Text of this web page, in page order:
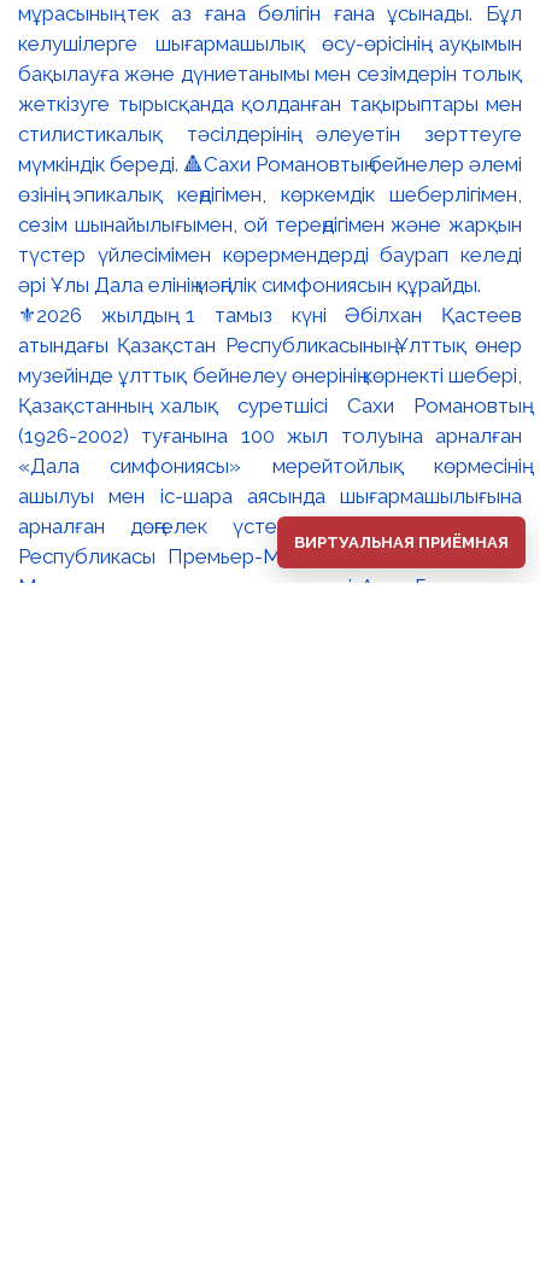
⚜️2026 жылдың 1 тамыз күні Әбілхан Қастеев
атындағы Қазақстан Республикасының Ұлттық өнер
музейінде ұлттық бейнелеу өнерінің көрнекті шебері,
Қазақстанның халық суретшісі Сахи Романовтың
(1926-2002) туғанына 100 жыл толуына арналған
«Дала симфониясы» мерейтойлық көрмесінің
ашылуы мен іс-шара аясында шығармашылығына
арналған дөңгелек үстел өтті. 🔹Қазақстан
Республикасы Премьер-Министрінің орынбасары –
Мәдениет және ақпарат министрі Аида Ғалымқызы
ВИРТУАЛЬНАЯ ПРИЁМНАЯ